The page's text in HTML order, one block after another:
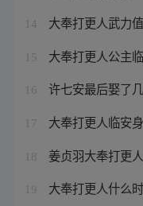
14 大奉打更人武力
15 大奉打更人公主
16 许七安最后娶了
17 大奉打更人临安
18 姜贞羽大奉打更
19 大奉打更人什么